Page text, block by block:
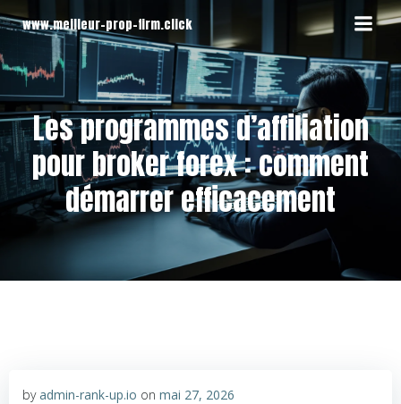
contenu
www.meilleur-prop-firm.click
Les programmes d’affiliation
pour broker forex : comment
démarrer efficacement
byadmin-rank-up.io on mai 27, 2026